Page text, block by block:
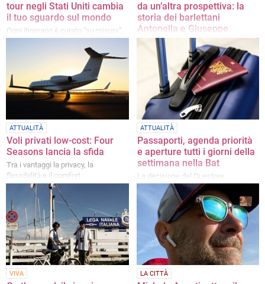
tour negli Stati Uniti cambia
il tuo sguardo sul mondo
Ogni itinerario è curato “su misura”,
da un’altra prospettiva: la
storia dei barlettani
Antonella e Giuseppe
«Viaggiare in moto ti consente di
vivere il paesaggio in modo
completo, chilometro dopo
chilometro»
ATTUALITÀ
Voli privati low-cost: Four
Seasons lancia la sfida
Tra i vantaggi la privacy, la
flessibilità e il comfort
ATTUALITÀ
Passaporti, agenda priorità
e aperture tutti i giorni della
settimana nella Bat
La decisione del Questore
Fabbroncini riguarda anche le
festività pasquali
VIVA LA CITTÀ